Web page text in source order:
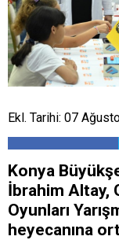
Ekl. Tarihi: 07
Konya
İbrahim Altay,
Oyunları
heyecanına